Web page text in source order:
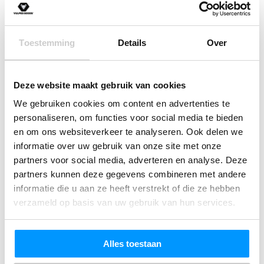
Toestemming Details Over
Deze website maakt gebruik van cookies
We gebruiken cookies om content en advertenties te
personaliseren, om functies voor social media te bieden
en om ons websiteverkeer te analyseren. Ook delen we
informatie over uw gebruik van onze site met onze
partners voor social media, adverteren en analyse. Deze
partners kunnen deze gegevens combineren met andere
informatie die u aan ze heeft verstrekt of die ze hebben
verzameld op basis van uw gebruik van hun services.
Alles toestaan
Huidvriendelijk
Automatische timer van 15 minuten
Verbeterde duurzame accu, gaat 100 minuten mee op
Nederlandse E-Book Handleiding
Persoonlijke service
Productinformatie
Dankzij het Professionele Elektrische Oogmassage apparaat
van Vulpes Goods® heb je de oplossing tegen hoofdklachten,
migraine, stijfheid en stress in huis! Door middel van een
massage met intelligente luchtdruk en multifunctionele
frequente vibraties. De 3 verschillende massagestanden, de
Bluetooth functie én het warmte kompres zorgen voor het tot
rust komen van jouw lichaam. Geniet dankzij het
Lees meer
Reviews